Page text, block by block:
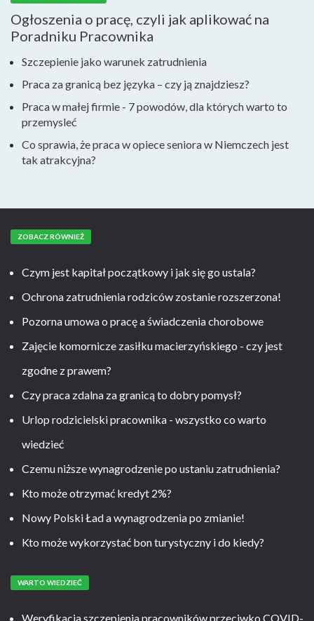
Ogłoszenia o pracę, czyli jak aplikować na
Poradniku Pracownika
Szczepienie jako warunek zatrudnienia
Praca za granicą bez języka – czy ją znajdziesz?
Praca w małej firmie - 7 powodów, dla których warto to
przemysleć
Co sprawia, że praca w opiece seniora w Niemczech jest
tak atrakcyjna?
ZOBACZ RÓWNIEŻ
Czym jest kapitał początkowy i jak się go ustala?
Ochrona zatrudnienia rodziców zostanie rozszerzona!
Pozorna umowa o pracę a świadczenia chorobowe
Zajęcie komornicze zasiłku macierzyńskiego - czy jest
zgodne z prawem?
Czy praca zdalna za granicą to dobry pomysł?
Urlop rodzicielski pracownika - wszystko co warto
wiedzieć
Czemu niższe wynagrodzenie po ustaniu zatrudnienia?
Kto może otrzymać kredyt 2%?
Nowy Polski Ład a wynagrodzenia po zmianie!
Kto może wykorzystać bon turystyczny i do kiedy?
WARTO WIEDZIEĆ
Weryfikacja szczepienia pracowników przeciwko COVID-